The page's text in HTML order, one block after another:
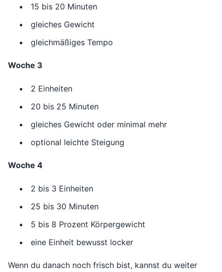
15 bis 20 Minuten
gleiches Gewicht
gleichmäßiges Tempo
Woche 3
2 Einheiten
20 bis 25 Minuten
gleiches Gewicht oder minimal mehr
optional leichte Steigung
Woche 4
2 bis 3 Einheiten
25 bis 30 Minuten
5 bis 8 Prozent Körpergewicht
eine Einheit bewusst locker
Wenn du danach noch frisch bist, kannst du weiter